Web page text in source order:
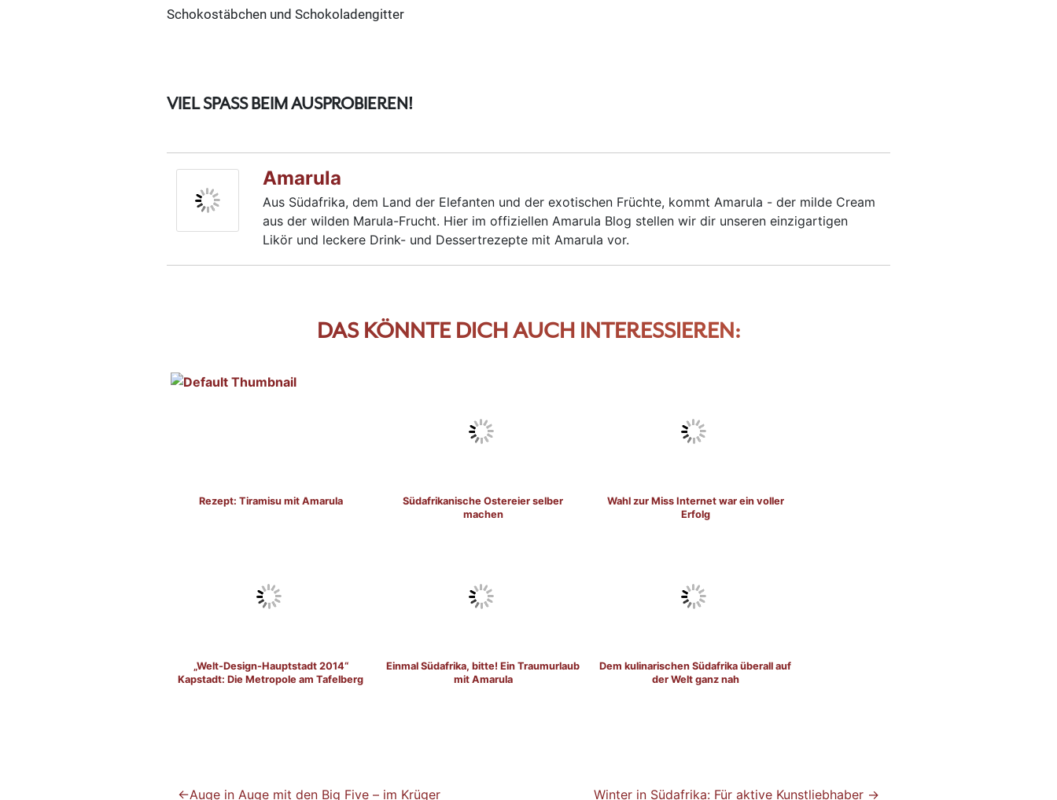
Schokostäbchen und Schokoladengitter
VIEL SPASS BEIM AUSPROBIEREN!
Amarula
Aus Südafrika, dem Land der Elefanten und der exotischen Früchte, kommt Amarula - der milde Cream
aus der wilden Marula-Frucht. Hier im offiziellen Amarula Blog stellen wir dir unseren einzigartigen
Likör und leckere Drink- und Dessertrezepte mit Amarula vor.
DAS KÖNNTE DICH AUCH INTERESSIEREN:
Rezept: Tiramisu mit Amarula
Südafrikanische Ostereier selber
machen
Wahl zur Miss Internet war ein voller
Erfolg
„Welt-Design-Hauptstadt 2014“
Kapstadt: Die Metropole am Tafelberg
Einmal Südafrika, bitte! Ein Traumurlaub
mit Amarula
Dem kulinarischen Südafrika überall auf
der Welt ganz nah
BEITRAGSNAVIGATION
Auge in Auge mit den Big Five – im Krüger Winter in Südafrika: Für aktive Kunstliebhaber